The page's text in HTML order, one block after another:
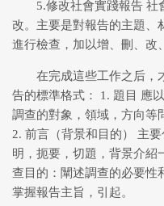
5.修改社會實踐報告 社
改。主要是對報告的主題、
進行檢查，加以增、刪、改
在完成這些工作之后，
告的標準格式： 1. 題目 應
調查的對象，領域，方向等
2. 前言（背景和目的） 主
明，扼要，切題，背景介紹
查目的：闡述調查的必要性
掌握報告主旨，引起。